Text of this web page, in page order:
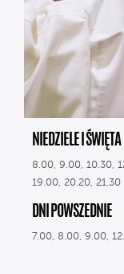
NIEDZIELE I ŚWIĘTA
8.00, 9.00, 10.30,
19.00, 20.20, 21.30
DNI POWSZEDNIE
7.00, 8.00, 9.00,